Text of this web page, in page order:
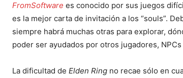
FromSoftware es conocido por sus juegos
es la mejor carta de invitación a los “souls”.
siempre habrá muchas otras para explorar,
poder ser ayudados por otros jugadores,
La dificultad de Elden Ring no recae sólo en